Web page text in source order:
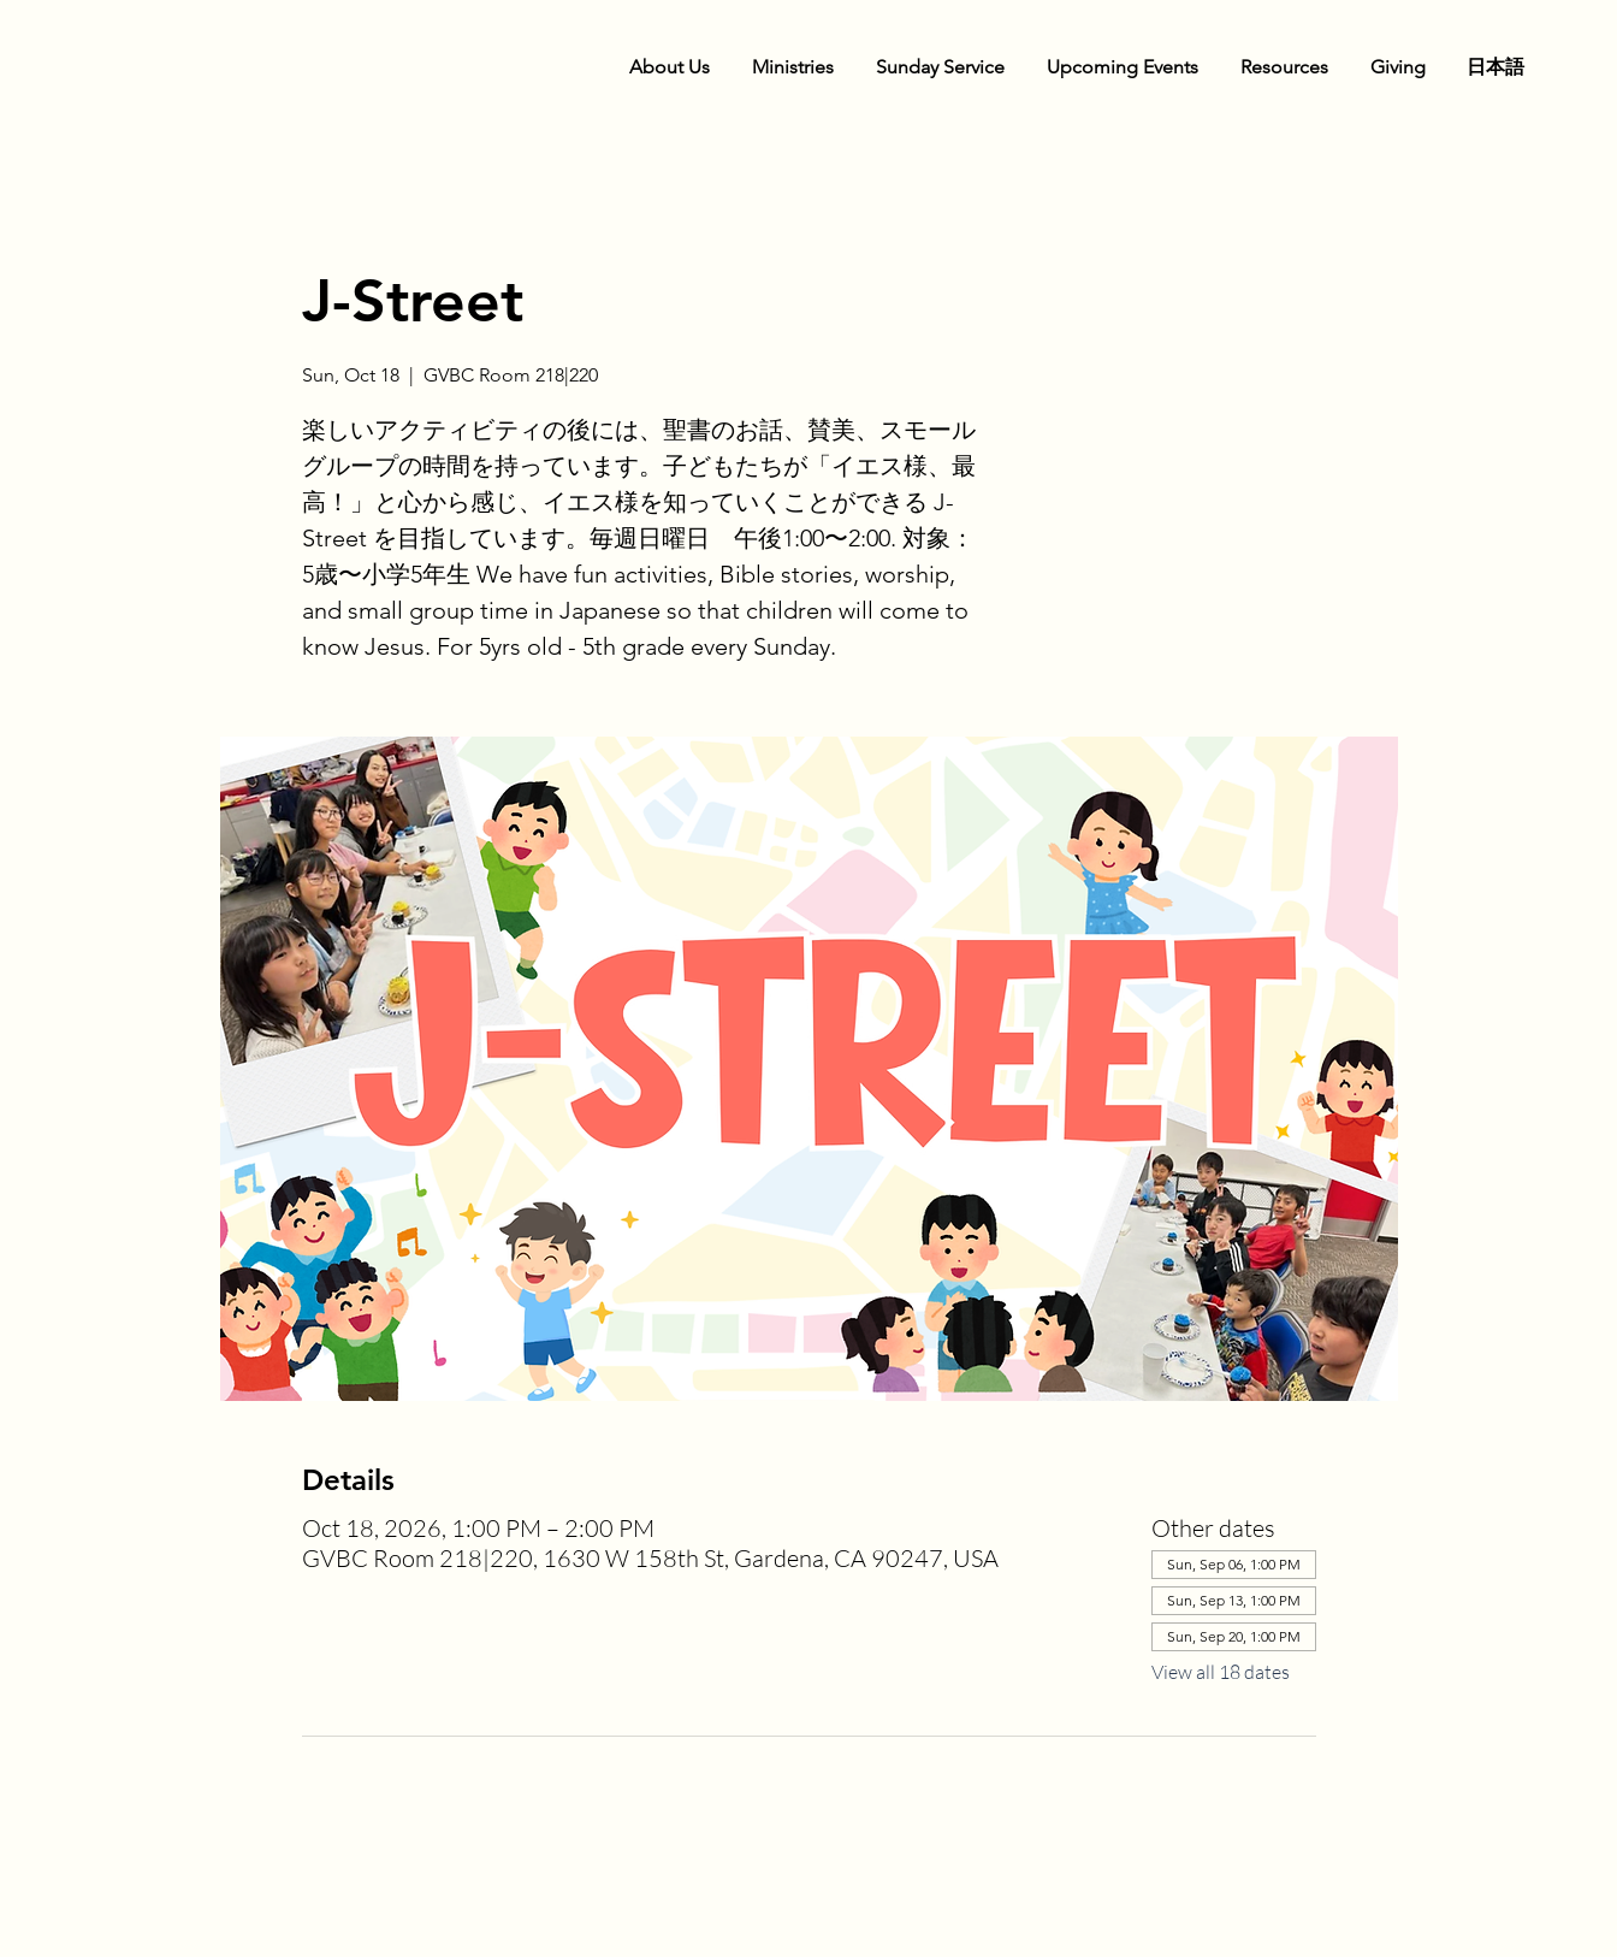
About Us Ministries Sunday Service Upcoming Events Resources Giving 日本語
J-Street
Sun, Oct 18
  |
GVBC Room 218|220
楽しいアクティビティの後には、聖書のお話、賛美、スモール
グループの時間を持っています。子どもたちが「イエス様、最
高！」と心から感じ、イエス様を知っていくことができる J-
Street を目指しています。毎週日曜日 午後1:00〜2:00. 対象：
5歳〜小学5年生 We have fun activities, Bible stories, worship,
and small group time in Japanese so that children will come to
know Jesus. For 5yrs old - 5th grade every Sunday.
Details
Oct 18, 2026, 1:00 PM – 2:00 PM
GVBC Room 218|220, 1630 W 158th St, Gardena, CA 90247, USA
Other dates
Sun, Sep 06, 1:00 PM
Sun, Sep 13, 1:00 PM
Sun, Sep 20, 1:00 PM
View all 18 dates